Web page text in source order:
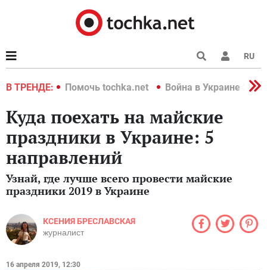
RU
В ТРЕНДЕ:
2022 Помочь tochka.net Война в Украине 2022
Куда поехать на майские
праздники в Украине: 5
направлений
Узнай, где лучше всего провести майские
праздники 2019 в Украине
КСЕНИЯ БРЕСЛАВСКАЯ
журналист
16 апреля 2019, 12:30